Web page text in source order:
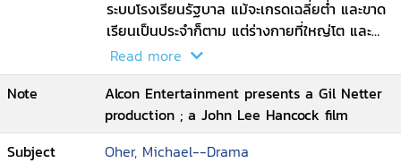
as both a football player and student. Mike
works hard and, with the help of his
coaches and adopted family, becomes an
All-American offensive left tackle
ระบบโรงเรียนรัฐบาล แม้จะเกรดเฉลี่ยต่ำ และขาด
เรียนเป็นประจำก็ตาม แต่ร่างกายที่ใหญ่โต และ
ความเร็วของเขา ดึงดูดความสนใจของเศรษฐีคู่
สามีภรรยาผิวขาวที่เอาเขาไปชุบเลี้ยงทั้งด้านกีฬา
และ วิชาการ เพื่อทำให้เขาเป็น 1 ในนักกีฬา
ฟุตบอลตัวความหวังแถวหน้าระดับไฮสกูลของ
ประเทศ
Read more
Note
Alcon Entertainment presents a Gil Netter
production ; a John Lee Hancock film
Subject
Oher, Michael--Drama